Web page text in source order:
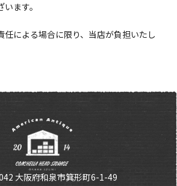
ます。
任による場合に限り、当店が負担いたし
大阪府和泉市箕形町6-1-49